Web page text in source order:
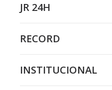
JR 24H
RECORD
INSTITUCIONAL